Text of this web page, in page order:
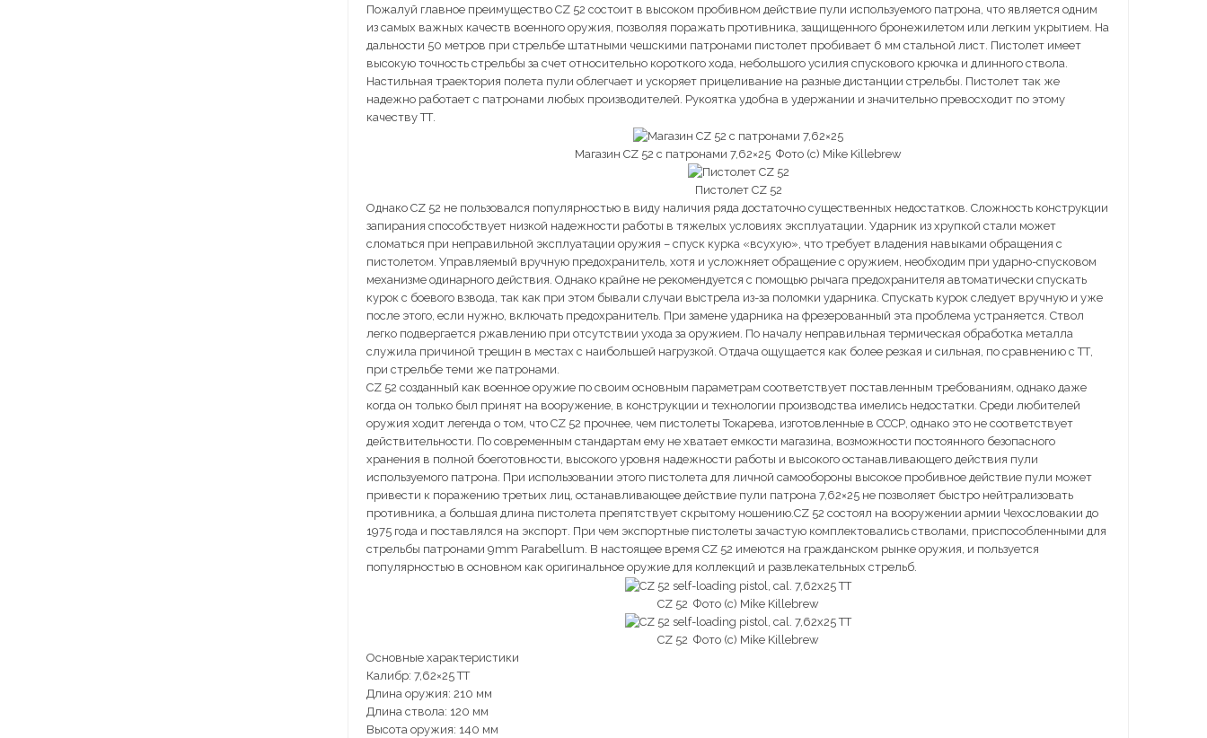
Пожалуй главное преимущество CZ 52 состоит в высоком пробивном действие пули используемого патрона, что является одним
из самых важных качеств военного оружия, позволяя поражать противника, защищенного бронежилетом или легким укрытием. На
дальности 50 метров при стрельбе штатными чешскими патронами пистолет пробивает 6 мм стальной лист. Пистолет имеет
высокую точность стрельбы за счет относительно короткого хода, небольшого усилия спускового крючка и длинного ствола.
Настильная траектория полета пули облегчает и ускоряет прицеливание на разные дистанции стрельбы. Пистолет так же
надежно работает с патронами любых производителей. Рукоятка удобна в удержании и значительно превосходит по этому
качеству ТТ.
Магазин CZ 52 с патронами 7,62×25 Фото (c) Mike Killebrew
Пистолет CZ 52
Однако CZ 52 не пользовался популярностью в виду наличия ряда достаточно существенных недостатков. Сложность конструкции
запирания способствует низкой надежности работы в тяжелых условиях эксплуатации. Ударник из хрупкой стали может
сломаться при неправильной эксплуатации оружия – спуск курка «всухую», что требует владения навыками обращения с
пистолетом. Управляемый вручную предохранитель, хотя и усложняет обращение с оружием, необходим при ударно-спусковом
механизме одинарного действия. Однако крайне не рекомендуется с помощью рычага предохранителя автоматически спускать
курок с боевого взвода, так как при этом бывали случаи выстрела из-за поломки ударника. Спускать курок следует вручную и уже
после этого, если нужно, включать предохранитель. При замене ударника на фрезерованный эта проблема устраняется. Ствол
легко подвергается ржавлению при отсутствии ухода за оружием. По началу неправильная термическая обработка металла
служила причиной трещин в местах с наибольшей нагрузкой. Отдача ощущается как более резкая и сильная, по сравнению с ТТ,
при стрельбе теми же патронами.
CZ 52 созданный как военное оружие по своим основным параметрам соответствует поставленным требованиям, однако даже
когда он только был принят на вооружение, в конструкции и технологии производства имелись недостатки. Среди любителей
оружия ходит легенда о том, что CZ 52 прочнее, чем пистолеты Токарева, изготовленные в СССР, однако это не соответствует
действительности. По современным стандартам ему не хватает емкости магазина, возможности постоянного безопасного
хранения в полной боеготовности, высокого уровня надежности работы и высокого останавливающего действия пули
используемого патрона. При использовании этого пистолета для личной самообороны высокое пробивное действие пули может
привести к поражению третьих лиц, останавливающее действие пули патрона 7,62×25 не позволяет быстро нейтрализовать
противника, а большая длина пистолета препятствует скрытому ношению.CZ 52 состоял на вооружении армии Чехословакии до
1975 года и поставлялся на экспорт. При чем экспортные пистолеты зачастую комплектовались стволами, приспособленными для
стрельбы патронами 9mm Parabellum. В настоящее время CZ 52 имеются на гражданском рынке оружия, и пользуется
популярностью в основном как оригинальное оружие для коллекций и развлекательных стрельб.
CZ 52 Фото (c) Mike Killebrew
CZ 52 Фото (c) Mike Killebrew
Основные характеристики
Калибр: 7,62×25 ТТ
Длина оружия: 210 мм
Длина ствола: 120 мм
Высота оружия: 140 мм